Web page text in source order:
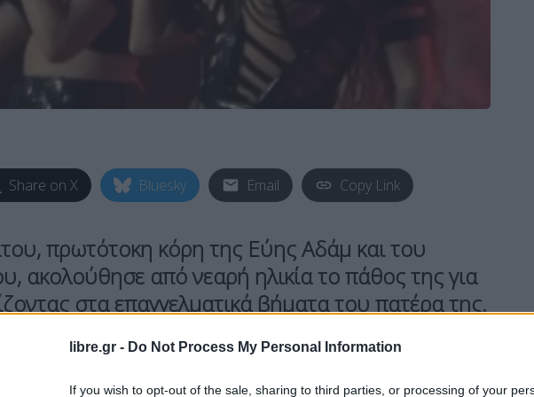
libre.gr - Do Not Process My Personal Information
If you wish to opt-out of the sale, sharing to third parties, or processing of your
Share on X Bluesky Email Copy Link
, πρωτότοκη κόρη της Εύης Αδάμ και του
, ακολούθησε από νεαρή ηλικία το πάθος της για
στα επαγγελματικά βήματα του πατέρα της.
ολοκλήρωσε τις σπουδές της στοΜουσικό Γυμνάσιο Παλλήνης
δέκα χρόνια στηφωνητική εκπαίδευση, καλλιεργώντας τις